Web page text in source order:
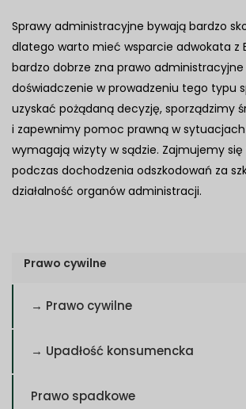
Prawo cywilne
→ Prawo cywilne
→ Upadłość konsumencka
Prawo spadkowe
Sprawy administracyjne bywają bardzo
dlatego warto mieć wsparcie adwokata z
bardzo dobrze zna prawo
doświadczenie w prowadzeniu tego typu
uzyskać pożądaną decyzję, sporządzimy
i zapewnimy pomoc prawną w
wymagają wizyty w sądzie. Zajmujemy
podczas dochodzenia odszkodowań za
działalność organów administracji.